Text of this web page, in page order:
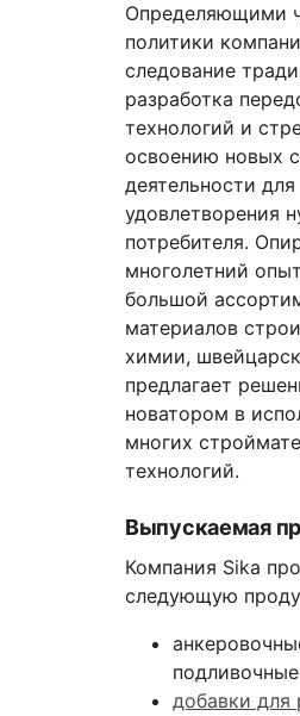
Определяющими
политики
следование
разработка
технологий и
освоению новых
деятельности для
удовлетворения
потребителя.
многолетний
большой
материалов
химии,
предлагает
новатором в
многих
технологий.
Выпускаемая
Компания Sika
следующую
добавки для